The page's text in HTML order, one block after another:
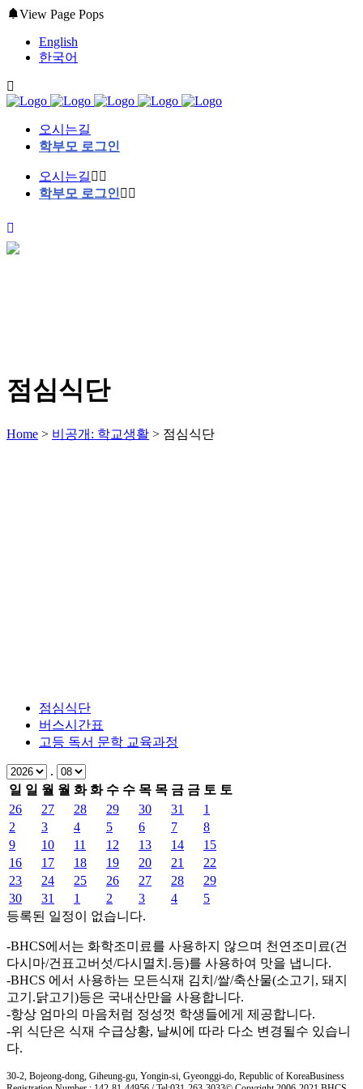
View Page Pops
English
한국어
오시는길
학부모 로그인
오시는길
학부모 로그인
점심식단
Home > 비공개: 학교생활 > 점심식단
점심식단
버스시간표
고등 독서 문학 교육과정
.
일 일 월 월 화 화 수 수 목 목 금 금 토 토
26
27 28 29 30 31
1
2
3 4 5 6 7
8
9
10 11 12 13 14
15
16
17 18 19 20 21
22
23
24 25 26 27 28
29
30
31 1 2 3 4
5
등록된 일정이 없습니다.
-BHCS에서는 화학조미료를 사용하지 않으며 천연조미료(건
다시마/건표고버섯/다시멸치.등)를 사용하여 맛을 냅니다.
-BHCS 에서 사용하는 모든식재 김치/쌀/축산물(소고기, 돼지
고기.닭고기)등은 국내산만을 사용합니다.
-항상 엄마의 마음처럼 정성껏 학생들에게 제공합니다.
-위 식단은 식재 수급상황, 날씨에 따라 다소 변경될수 있습니
다.
30-2, Bojeong-dong, Giheung-gu, Yongin-si, Gyeonggi-do, Republic of KoreaBusiness